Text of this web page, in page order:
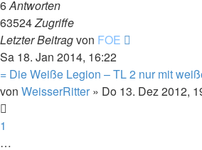
6Antworten
63524Zugriffe
Letzter Beitragvon FOE
Sa 18. Jan 2014, 16:22
= Die Weiße Legion – TL 2 nur mit
von WeisserRitter » Do 13. Dez 2012,
1
…